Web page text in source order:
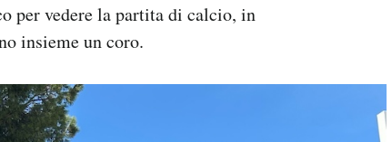
per vedere la partita di calcio, in
insieme un coro.